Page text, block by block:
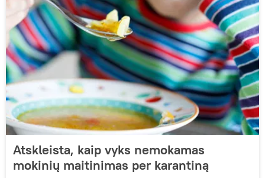
Atskleista, kaip vyks nemokamas
mokinių maitinimas per karantiną